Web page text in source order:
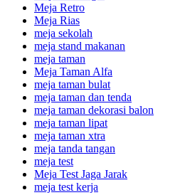
Meja Retro
Meja Rias
meja sekolah
meja stand makanan
meja taman
Meja Taman Alfa
meja taman bulat
meja taman dan tenda
meja taman dekorasi balon
meja taman lipat
meja taman xtra
meja tanda tangan
meja test
Meja Test Jaga Jarak
meja test kerja